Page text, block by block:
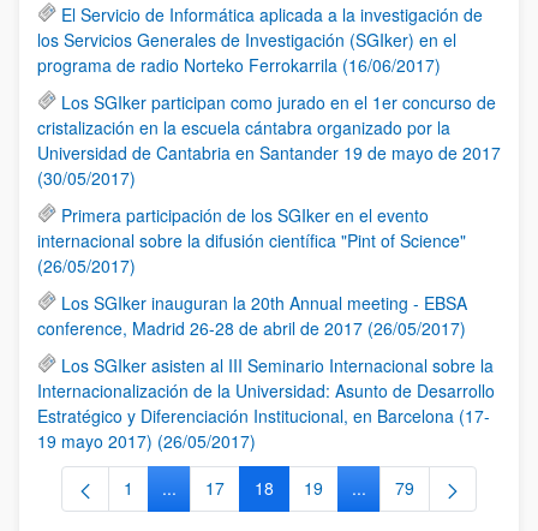
El Servicio de Informática aplicada a la investigación de
los Servicios Generales de Investigación (SGIker) en el
programa de radio Norteko Ferrokarrila (16/06/2017)
Los SGIker participan como jurado en el 1er concurso de
cristalización en la escuela cántabra organizado por la
Universidad de Cantabria en Santander 19 de mayo de 2017
(30/05/2017)
Primera participación de los SGIker en el evento
internacional sobre la difusión científica "Pint of Science"
(26/05/2017)
Los SGIker inauguran la 20th Annual meeting - EBSA
conference, Madrid 26-28 de abril de 2017 (26/05/2017)
Los SGIker asisten al III Seminario Internacional sobre la
Internacionalización de la Universidad: Asunto de Desarrollo
Estratégico y Diferenciación Institucional, en Barcelona (17-
19 mayo 2017) (26/05/2017)
Página
1 ...Páginas intermedias Use TAB para desplazarse.
Página
17 Página
18 Página
19 ...Páginas intermedias
Página
79